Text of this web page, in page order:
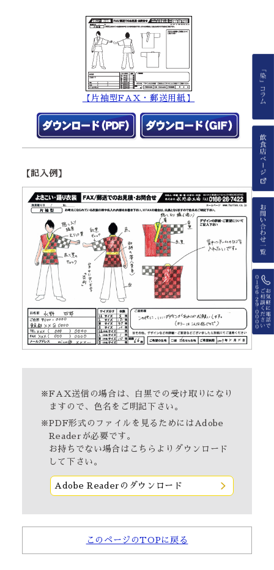
【片袖型FAX・郵送用紙】
【記入例】
※FAX送信の場合は、白黒での受け取りになり
ますので、色名をご明記下さい。
※PDF形式のファイルを見るためにはAdobe
Readerが必要です。
お持ちでない場合は こちら よりダウンロード
して下さい。
Adobe Readerのダウンロード
このページのTOPに戻る